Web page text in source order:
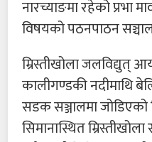
नारच्याङमा रहेको प्रभा
विषयको पठनपाठन
म्रिस्तीखोला जलविद्युत्
कालीगण्डकी नदीमाथि
सडक सञ्जालमा जोडिएको
सिमानास्थित